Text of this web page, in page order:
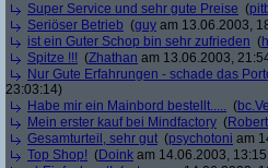
Super Service und sehr gute Preise (
Seriöser Betrieb (guy am 13.06.2003,
ist ein Guter Schop bin sehr zufrieden (
Spitze !!! (Zhathan am 13.06.2003,
Nur Gute Erfahrungen - schade das
23:03:14)
Habe mir ein Mainbord bestellt..... (
Mein erster kauf bei Mindfactory (
Gesamturteil, sehr gut (psychotoni am
Top Shop! (Doink am 14.06.2003,